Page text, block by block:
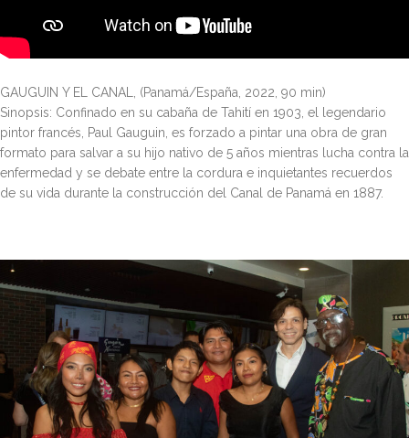
GAUGUIN Y EL CANAL, (Panamá/España, 2022, 90 min)
Sinopsis: Confinado en su cabaña de Tahití en 1903, el legendario
pintor francés, Paul Gauguin, es forzado a pintar una obra de gran
formato para salvar a su hijo nativo de 5 años mientras lucha contra la
enfermedad y se debate entre la cordura e inquietantes recuerdos
de su vida durante la construcción del Canal de Panamá en 1887.